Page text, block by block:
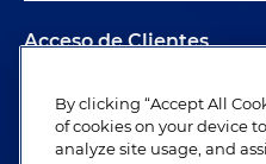
Acceso de Clientes
Alumnos
By clicking “Accept All
of cookies on your device
analyze site usage, and